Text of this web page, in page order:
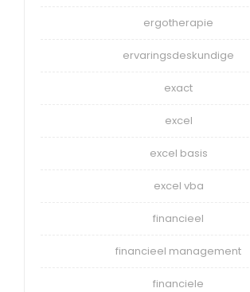
ergotherapie
ervaringsdeskundige
exact
excel
excel basis
excel vba
financieel
financieel management
financiele